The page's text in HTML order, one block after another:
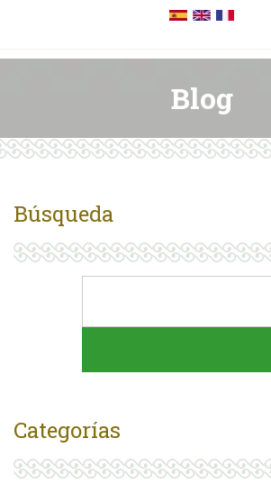
Blog
Búsqueda
Categorías